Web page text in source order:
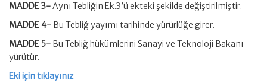
MADDE 3-Aynı Tebliğin Ek.3’ü ekteki şekilde değiştirilmiştir.
MADDE 4- Bu Tebliğ yayımı tarihinde yürürlüğe girer.
MADDE 5- Bu Tebliğ hükümlerini Sanayi ve Teknoloji Bakanı
yürütür.
Eki için tıklayınız